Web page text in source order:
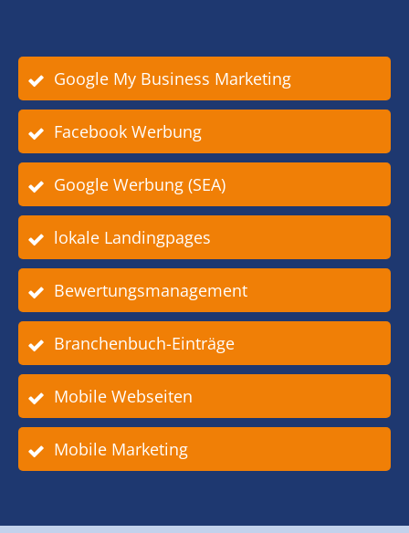
Google My Business Marketing
Facebook Werbung
Google Werbung (SEA)
lokale Landingpages
Bewertungsmanagement
Branchenbuch-Einträge
Mobile Webseiten
Mobile Marketing